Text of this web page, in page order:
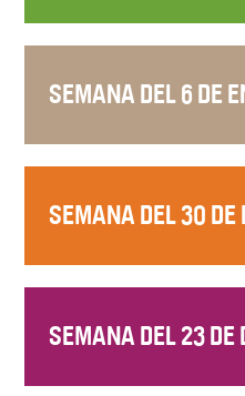
SEMANA DEL 6 DE
SEMANA DEL 30
SEMANA DEL 23